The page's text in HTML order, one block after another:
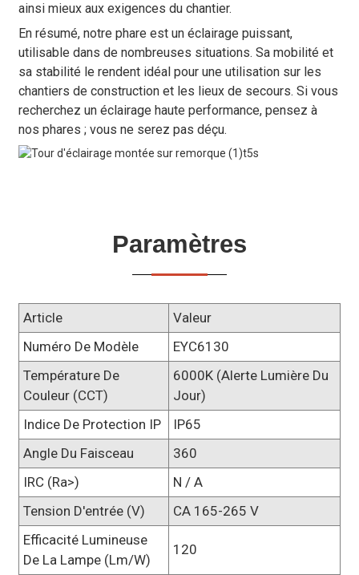
ainsi mieux aux exigences du chantier.
En résumé, notre phare est un éclairage puissant,
utilisable dans de nombreuses situations. Sa mobilité et
sa stabilité le rendent idéal pour une utilisation sur les
chantiers de construction et les lieux de secours. Si vous
recherchez un éclairage haute performance, pensez à
nos phares ; vous ne serez pas déçu.
Paramètres
Article
Valeur
Numéro De Modèle
EYC6130
Température De
Couleur (CCT)
6000K (alerte Lumière Du
Jour)
Indice De Protection IP
IP65
Angle Du Faisceau
360
IRC (Ra>)
N / A
Tension D'entrée (V)
CA 165-265 V
Efficacité Lumineuse
De La Lampe (lm/w)
120